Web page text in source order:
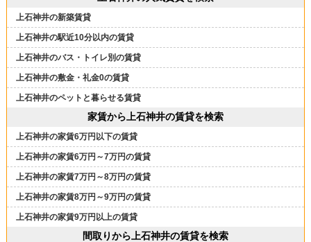
上石神井の新築賃貸
上石神井の駅近10分以内の賃貸
上石神井のバス・トイレ別の賃貸
上石神井の敷金・礼金0の賃貸
上石神井のペットと暮らせる賃貸
家賃から上石神井の賃貸を検索
上石神井の家賃6万円以下の賃貸
上石神井の家賃6万円～7万円の賃貸
上石神井の家賃7万円～8万円の賃貸
上石神井の家賃8万円～9万円の賃貸
上石神井の家賃9万円以上の賃貸
間取りから上石神井の賃貸を検索